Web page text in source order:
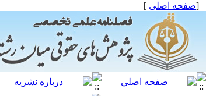
[صفحه اصلی ]